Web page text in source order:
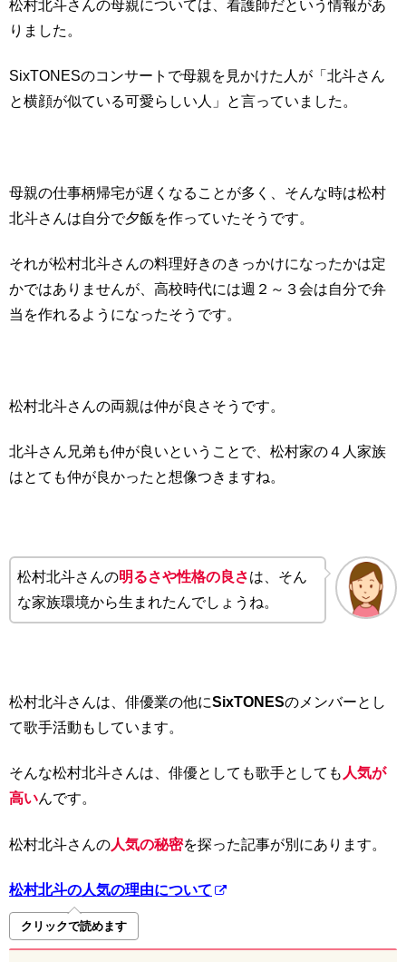
松村北斗さんの母親については、看護師だという情報があ
りました。
SixTONESのコンサートで母親を見かけた人が「北斗さん
と横顔が似ている可愛らしい人」と言っていました。
母親の仕事柄帰宅が遅くなることが多く、そんな時は松村
北斗さんは自分で夕飯を作っていたそうです。
それが松村北斗さんの料理好きのきっかけになったかは定
かではありませんが、高校時代には週２～３会は自分で弁
当を作れるようになったそうです。
松村北斗さんの両親は仲が良さそうです。
北斗さん兄弟も仲が良いということで、松村家の４人家族
はとても仲が良かったと想像つきますね。
松村北斗さんの明るさや性格の良さは、そん
な家族環境から生まれたんでしょうね。
松村北斗さんは、俳優業の他にSixTONESのメンバーとし
て歌手活動もしています。
そんな松村北斗さんは、俳優としても歌手としても 人気が
高いんです。
松村北斗さんの人気の秘密を探った記事が別にあります。
松村北斗の人気の理由について
クリックで読めます